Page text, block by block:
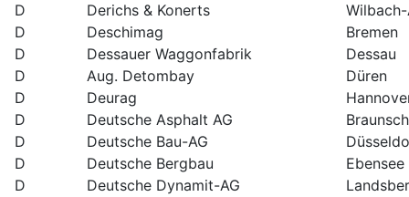
D
Derichs & Konerts
D
Deschimag
Bremen
D
Dessauer Waggonfabrik
Dessau
D
Aug. Detombay
Düren
D
Deurag
D
Deutsche Asphalt AG
D
Deutsche Bau-AG
D
Deutsche Bergbau
Ebensee
D
Deutsche Dynamit-AG